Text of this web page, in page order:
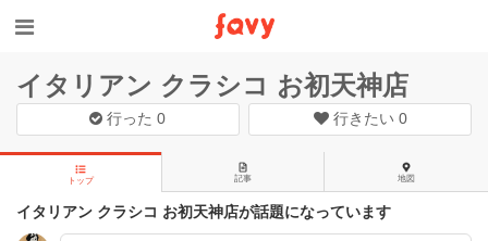
イタリアン クラシコ お初天神店
行った0 行きたい 0
トップ 記事 地図
イタリアン クラシコ お初天神店が話題になっています